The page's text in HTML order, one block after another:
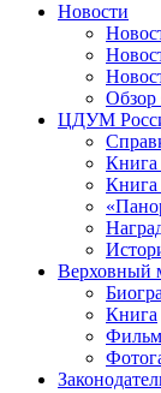
Новости
ЦДУМ
Книга
Книга
Верховный
Книга
Фильм